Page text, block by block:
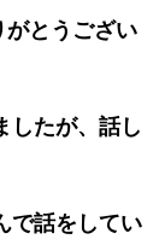
とうござい
したが、話し
で話をしてい